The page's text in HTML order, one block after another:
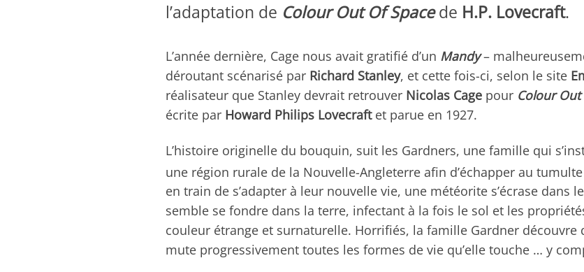
l’adaptation de Colour Out Of Spacede H.P. Lovecraft.
L’année dernière, Cage nous avait gratifié d’un Mandy–
déroutant scénarisé par Richard Stanley, et cette fois-ci, selon le site
réalisateur que Stanley devrait retrouver Nicolas Cage pour Colour Out
écrite par Howard Philips Lovecraftet parue en 1927.
L’histoire originelle du bouquin, suit les Gardners, une famille qui
une région rurale de la Nouvelle-Angleterre afin d’échapper au tumulte
en train de s’adapter à leur nouvelle vie, une météorite s’écrase dans
semble se fondre dans la terre, infectant à la fois le sol et les
couleur étrange et surnaturelle. Horrifiés, la famille Gardner découvre
mute progressivement toutes les formes de vie qu’elle touche … y